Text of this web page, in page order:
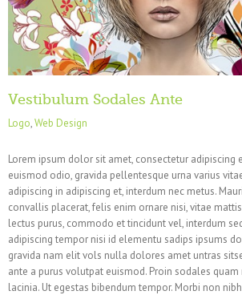
Vestibulum Sodales Ante
Logo,Web Design
Lorem ipsum dolor sit amet, consectetur adipiscing
euismod odio, gravida pellentesque urna varius
adipiscing in adipiscing et, interdum nec metus.
convallis placerat, felis enim ornare nisi, vitae
lectus purus, commodo et tincidunt vel, interdum
adipiscing tempor nisi id elementu sadips ipsums
gravida nam elit vols nulla dolores amet untras
ante a purus volutpat euismod. Proin sodales
lacinia. Ut egestas bibendum tempor. Morbi non